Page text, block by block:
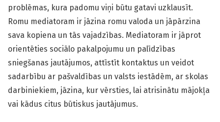
problēmas, kura padomu viņi būtu gatavi uzklausīt.
Romu mediatoram ir jāzina romu valoda un jāpārzina
sava kopiena un tās vajadzības. Mediatoram ir jāprot
orientēties sociālo pakalpojumu un palīdzības
sniegšanas jautājumos, attīstīt kontaktus un veidot
sadarbību ar pašvaldības un valsts iestādēm, ar skolas
darbiniekiem, jāzina, kur vērsties, lai atrisinātu mājokļa
vai kādus citus būtiskus jautājumus.